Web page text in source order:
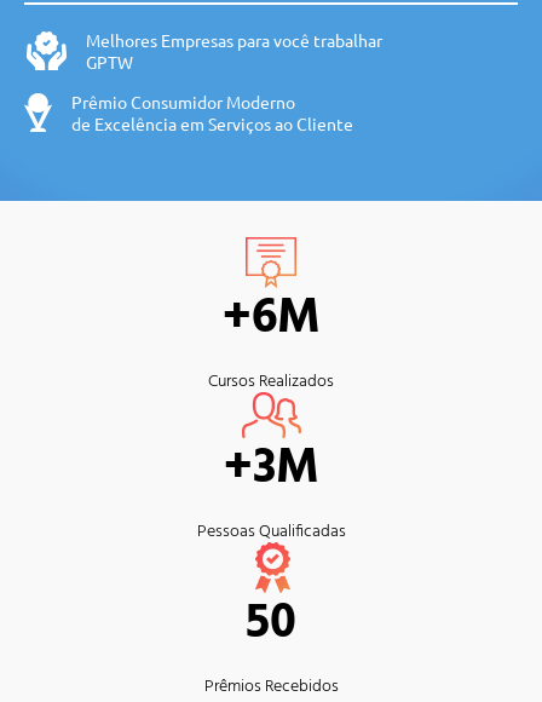
Melhores Empresas para você trabalhar
GPTW
Prêmio Consumidor Moderno
de Excelência em Serviços ao Cliente
+6M
Cursos Realizados
+3M
Pessoas Qualificadas
50
Prêmios Recebidos